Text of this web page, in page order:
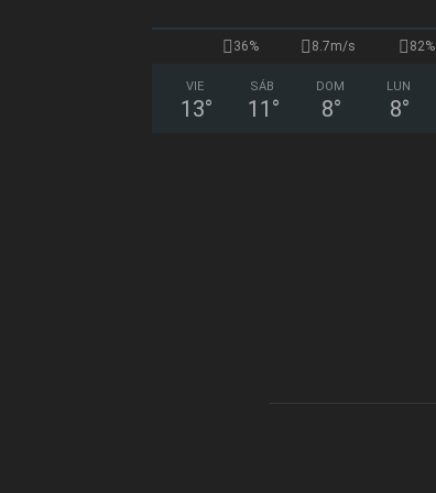
36% 8.7m/s 82%
VIE
13°
SÁB
11 °
DOM
8°
LUN
8°